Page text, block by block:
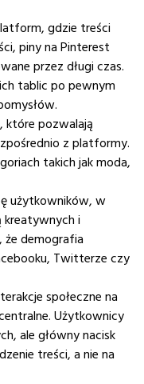
gdzie treści
piny na Pinterest
przez długi czas.
tablic po pewnym
które pozwalają
z platformy.
takich jak moda,
użytkowników, w
kreatywnych i
że demografia
Twitterze czy
społeczne na
Użytkownicy
ale główny nacisk
treści, a nie na